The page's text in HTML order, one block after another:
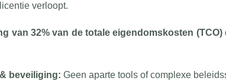
verloopt.
van 32% van de totale eigendomskosten (TCO)
beveiliging: Geen aparte tools of complexe